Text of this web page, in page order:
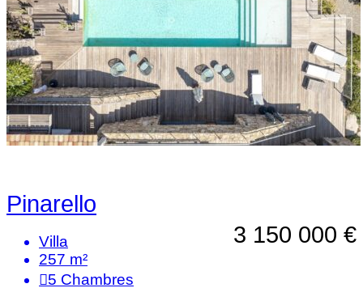
Pinarello
3 150 000 €
Villa
257 m²
5 Chambres